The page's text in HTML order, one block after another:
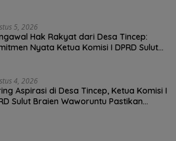
5, 2026
Hak Rakyat dari Desa Tincep:
Nyata Ketua Komisi I DPRD Sulut
4, 2026
Aspirasi di Desa Tincep, Ketua Komisi I
Sulut Braien Waworuntu Pastikan